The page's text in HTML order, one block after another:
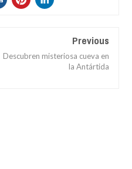
Previous
Descubren misteriosa cueva en
la Antártida